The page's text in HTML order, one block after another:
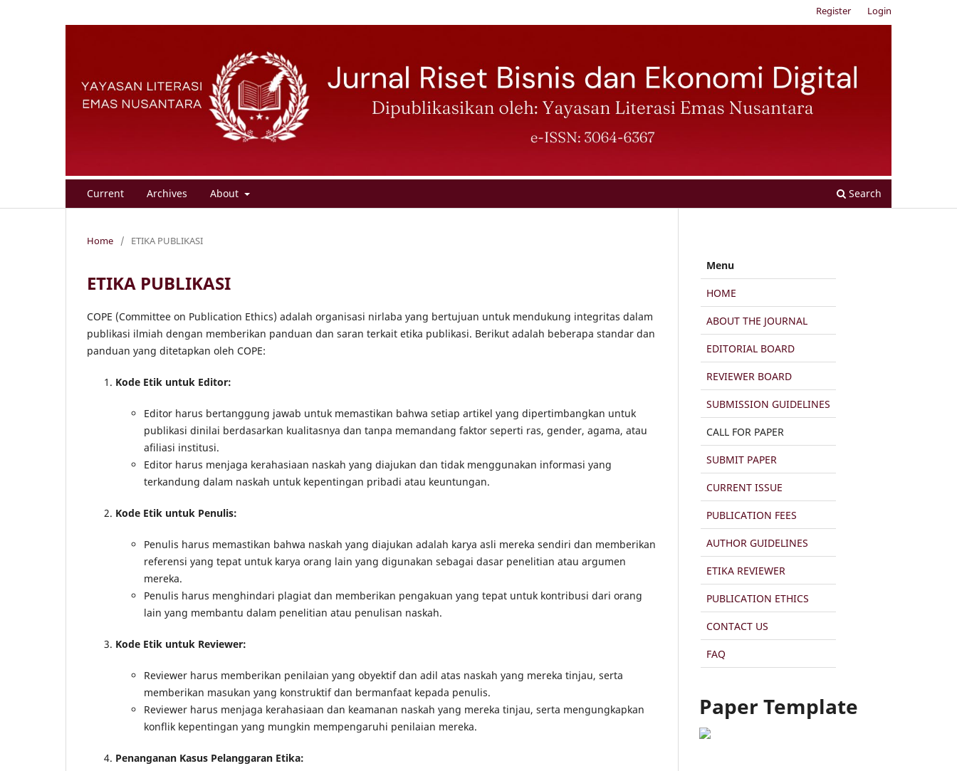
Current Archives About Search
Register Login
Home / ETIKA PUBLIKASI
ETIKA PUBLIKASI
COPE (Committee on Publication Ethics) adalah organisasi nirlaba yang bertujuan untuk mendukung integritas dalam
publikasi ilmiah dengan memberikan panduan dan saran terkait etika publikasi. Berikut adalah beberapa standar dan
panduan yang ditetapkan oleh COPE:
Kode Etik untuk Editor:
Editor harus bertanggung jawab untuk memastikan bahwa setiap artikel yang dipertimbangkan untuk
publikasi dinilai berdasarkan kualitasnya dan tanpa memandang faktor seperti ras, gender, agama, atau
afiliasi institusi.
Editor harus menjaga kerahasiaan naskah yang diajukan dan tidak menggunakan informasi yang
terkandung dalam naskah untuk kepentingan pribadi atau keuntungan.
Kode Etik untuk Penulis:
Penulis harus memastikan bahwa naskah yang diajukan adalah karya asli mereka sendiri dan memberikan
referensi yang tepat untuk karya orang lain yang digunakan sebagai dasar penelitian atau argumen
mereka.
Penulis harus menghindari plagiat dan memberikan pengakuan yang tepat untuk kontribusi dari orang
lain yang membantu dalam penelitian atau penulisan naskah.
Kode Etik untuk Reviewer:
Reviewer harus memberikan penilaian yang obyektif dan adil atas naskah yang mereka tinjau, serta
memberikan masukan yang konstruktif dan bermanfaat kepada penulis.
Reviewer harus menjaga kerahasiaan dan keamanan naskah yang mereka tinjau, serta mengungkapkan
konflik kepentingan yang mungkin mempengaruhi penilaian mereka.
Penanganan Kasus Pelanggaran Etika:
Menu
HOME
ABOUT THE JOURNAL
EDITORIAL BOARD
REVIEWER BOARD
SUBMISSION GUIDELINES
CALL FOR PAPER
SUBMIT PAPER
CURRENT ISSUE
PUBLICATION FEES
AUTHOR GUIDELINES
ETIKA REVIEWER
PUBLICATION ETHICS
CONTACT US
FAQ
Paper Template